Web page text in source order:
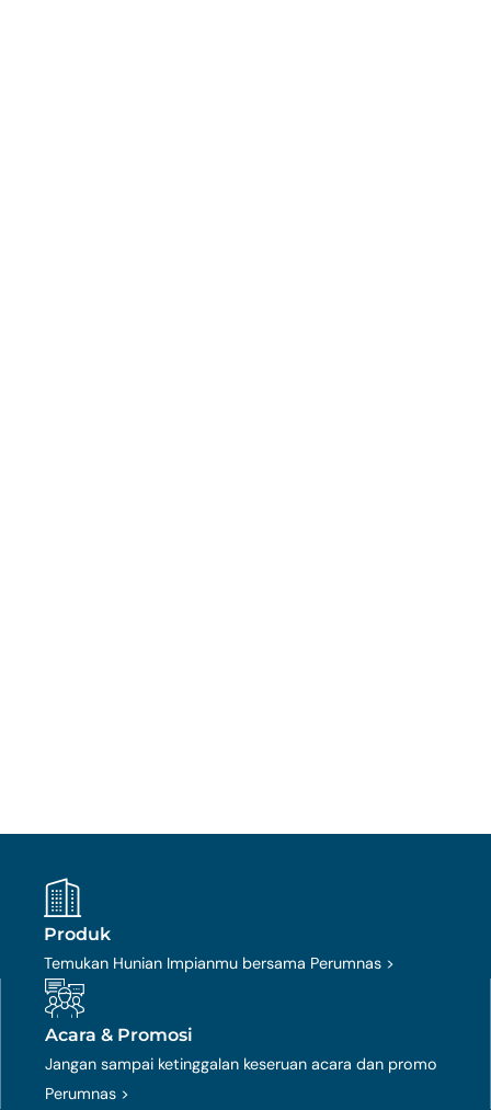
Produk
Temukan Hunian Impianmu bersama Perumnas >
Acara & Promosi
Jangan sampai ketinggalan keseruan acara dan promo
Perumnas >